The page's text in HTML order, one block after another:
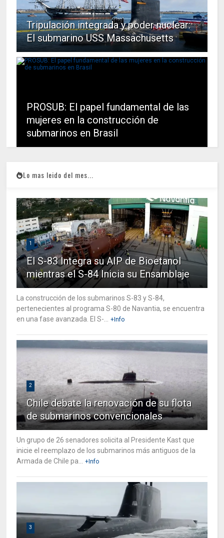
Tripulación integrada y poder nuclear:
El submarino USS Massachusetts
PROSUB: El papel fundamental de las
mujeres en la construcción de
submarinos en Brasil
Lo mas leido del mes...
1
El S-83 Integra su AIP de Bioetanol
mientras el S-84 Inicia su Ensamblaje
La construcción de los submarinos S-83 y S-84,
pertenecientes al programa S-80 de Navantia, se encuentra
en una fase avanzada. El S-...
+Info
2
Chile debate la renovación de su flota
de submarinos convencionales
Un grupo de 26 senadores solicita al Presidente Kast que
inicie el reemplazo de los submarinos más antiguos de la
Armada de Chile pa...
+Info
3